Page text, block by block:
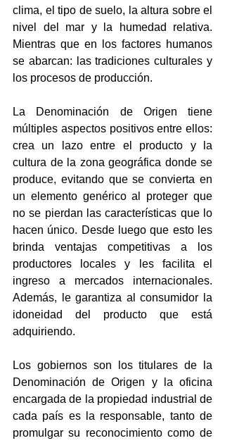
clima, el tipo de suelo, la altura sobre el
nivel del mar y la humedad relativa.
Mientras que en los factores humanos
se abarcan: las tradiciones culturales y
los procesos de producción.
La Denominación de Origen tiene
múltiples aspectos positivos entre ellos:
crea un lazo entre el producto y la
cultura de la zona geográfica donde se
produce, evitando que se convierta en
un elemento genérico al proteger que
no se pierdan las características que lo
hacen único. Desde luego que esto les
brinda ventajas competitivas a los
productores locales y les facilita el
ingreso a mercados internacionales.
Además, le garantiza al consumidor la
idoneidad del producto que está
adquiriendo.
Los gobiernos son los titulares de la
Denominación de Origen y la oficina
encargada de la propiedad industrial de
cada país es la responsable, tanto de
promulgar su reconocimiento como de